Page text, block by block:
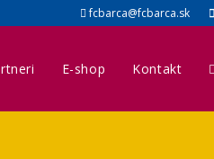
fcbarca@fcbarca.sk
E-shop Kontakt